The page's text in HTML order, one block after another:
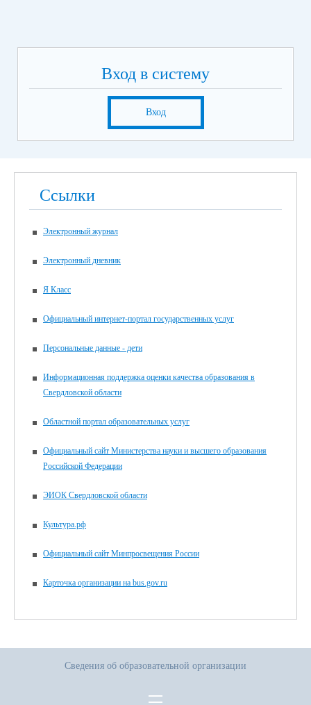
Вход в систему
Вход
Ссылки
Электронный журнал
Электронный дневник
Я Класс
Официальный интернет-портал государственных услуг
Персональные данные - дети
Информационная поддержка оценки качества образования в
Свердловской области
Областной портал образовательных услуг
Официальный сайт Министерства науки и высшего образования
Российской Федерации
ЭИОК Свердловской области
Культура.рф
Официальный сайт Минпросвещения России
Карточка организации на bus.gov.ru
Сведения об образовательной организации